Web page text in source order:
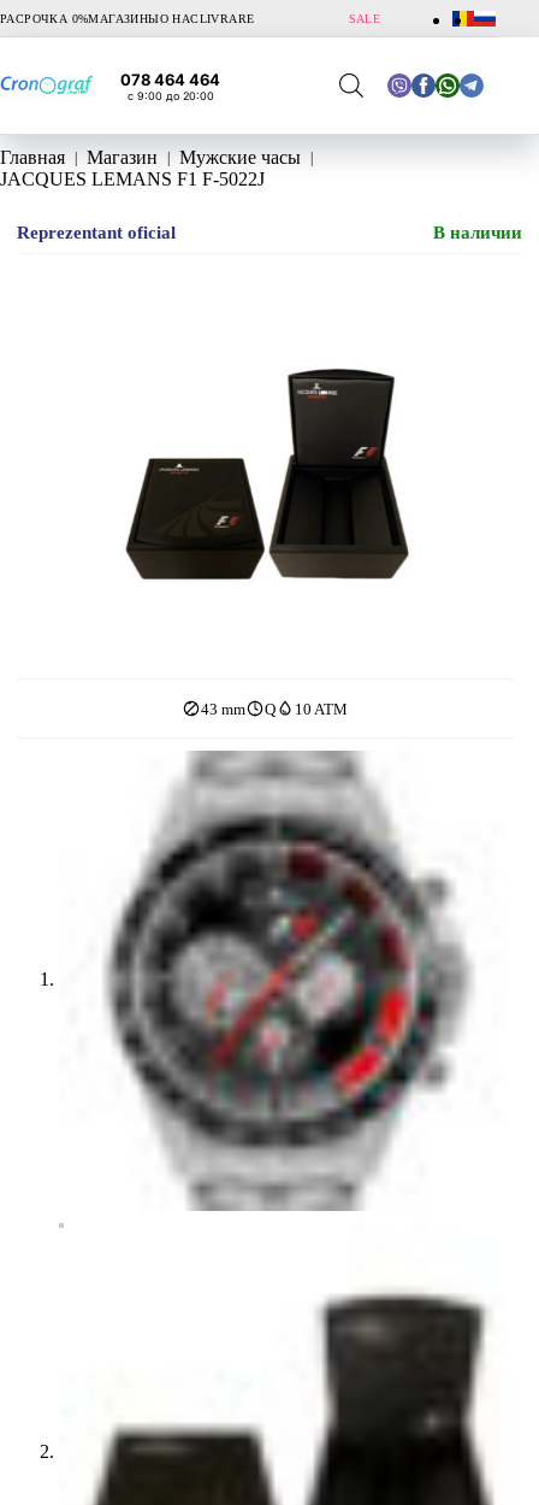
РАСРОЧКА 0%МАГАЗИНЫО НАСLIVRARE SALE
078 464 464
с 9:00 до 20:00
Главная Магазин
Мужские часы
JACQUES LEMANS F1 F-5022J
Reprezentant oficial В наличии
43 mm Q 10 ATM